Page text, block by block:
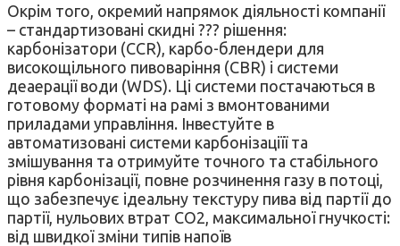
Окрім того, окремий напрямок діяльності компанії
– стандартизовані скидні ??? рішення:
карбонізатори (CCR), карбо-блендери для
високощільного пивоваріння (CBR) і системи
деаерації води (WDS). Ці системи постачаються в
готовому форматі на рамі з вмонтованими
приладами управління. Інвестуйте в
автоматизовані системи карбонізаціїї та
змішування та отримуйте точного та стабільного
рівня карбонізації, повне розчинення газу в потоці,
що забезпечує ідеальну текстуру пива від партії до
партії, нульових втрат СО2, максимальної гнучкості:
від швидкої зміни типів напоїв